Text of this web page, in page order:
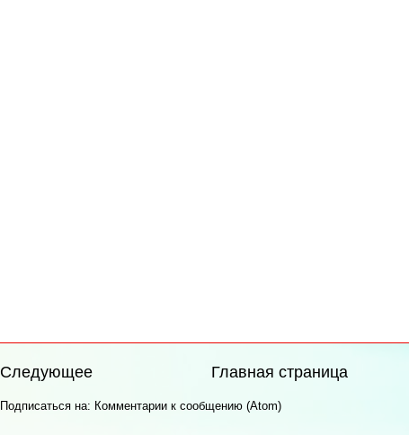
Следующее Главная страница
Подписаться на: Комментарии к сообщению (Atom)